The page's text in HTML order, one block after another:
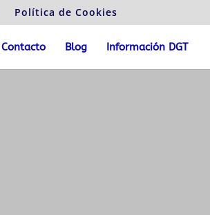
Política de Cookies
Contacto Blog Información DGT